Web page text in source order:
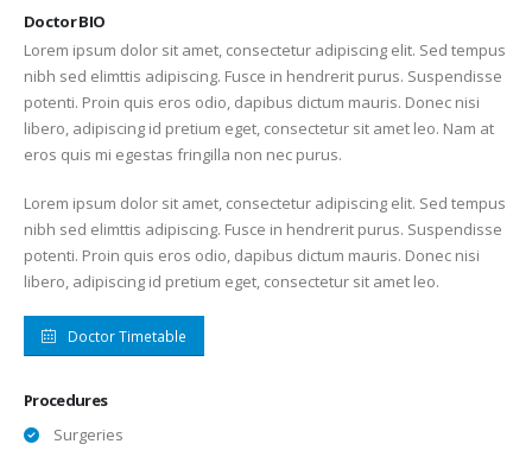
Doctor BIO
Lorem ipsum dolor sit amet, consectetur adipiscing elit. Sed tempus
nibh sed elimttis adipiscing. Fusce in hendrerit purus. Suspendisse
potenti. Proin quis eros odio, dapibus dictum mauris. Donec nisi
libero, adipiscing id pretium eget, consectetur sit amet leo. Nam at
eros quis mi egestas fringilla non nec purus.
Lorem ipsum dolor sit amet, consectetur adipiscing elit. Sed tempus
nibh sed elimttis adipiscing. Fusce in hendrerit purus. Suspendisse
potenti. Proin quis eros odio, dapibus dictum mauris. Donec nisi
libero, adipiscing id pretium eget, consectetur sit amet leo.
Doctor Timetable
Procedures
Surgeries